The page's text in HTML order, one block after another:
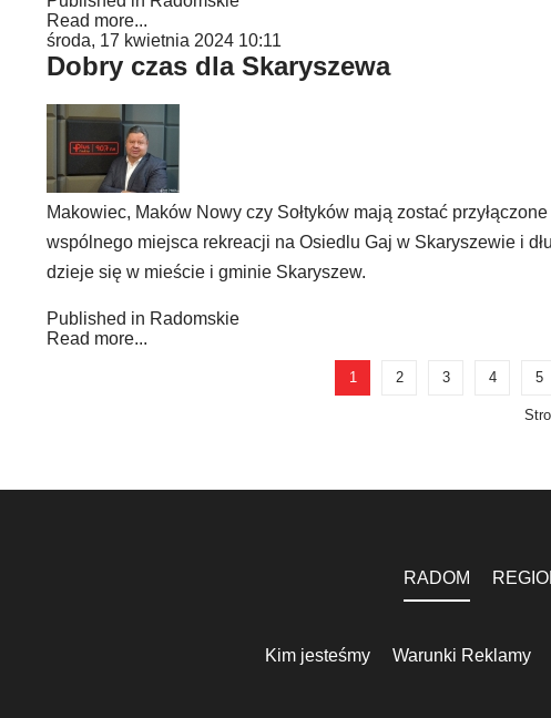
Read more...
środa, 17 kwietnia 2024 10:11
Dobry czas dla Skaryszewa
Makowiec, Maków Nowy czy Sołtyków mają zostać
wspólnego miejsca rekreacji na Osiedlu Gaj w Skaryszewie i
dzieje się w mieście i gminie Skaryszew.
Published in Radomskie
Read more...
1 2 3 4 5
RADOM
Kim jesteśmy Warunki Reklamy